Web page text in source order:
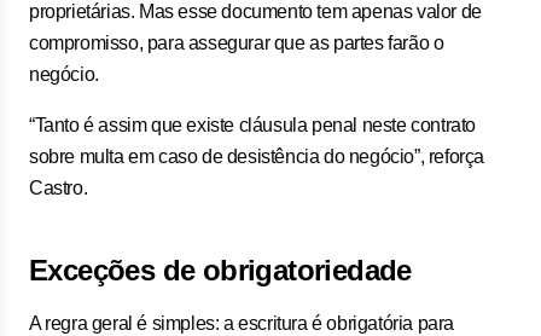
proprietárias. Mas esse documento tem apenas valor de
compromisso, para assegurar que as partes farão o
negócio.
“Tanto é assim que existe cláusula penal neste contrato
sobre multa em caso de desistência do negócio”, reforça
Castro.
Exceções de obrigatoriedade
A regra geral é simples: a escritura é obrigatória para